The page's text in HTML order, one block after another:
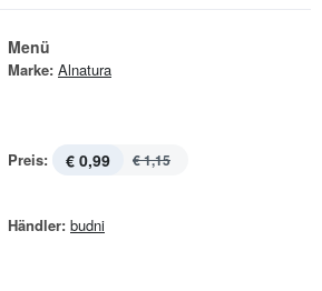
Menü
Marke: Alnatura
Preis: € 0,99 € 1,15
Händler: budni